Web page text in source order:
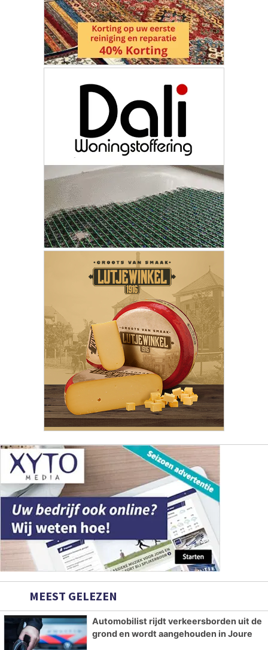
MEEST GELEZEN
Automobilist rijdt verkeersborden uit de
grond en wordt aangehouden in Joure